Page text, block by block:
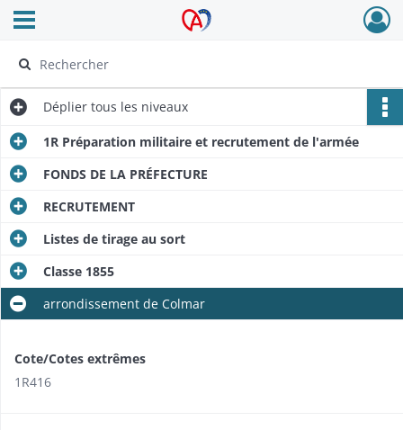
Archives Alsace - Colmar
Ouvrir le menu déroulant
Déplier tous les niveaux
1R Préparation militaire et recrutement de l'armée
FONDS DE LA PRÉFECTURE
RECRUTEMENT
Listes de tirage au sort
Classe 1855
arrondissement de Colmar
Cote/Cotes extrêmes
1R416